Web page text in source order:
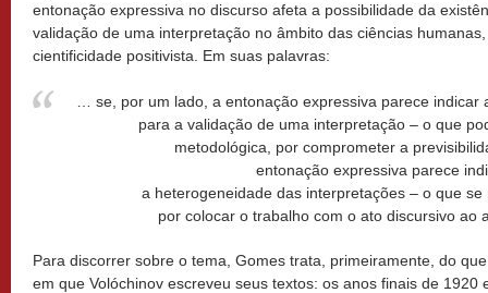
entonação expressiva no discurso afeta a possibilidade da
validação de uma interpretação no âmbito das ciências
cientificidade positivista. Em suas palavras:
… se, por um lado, a entonação expressiva parece
para a validação de uma interpretação – o que
metodológica, por comprometer a
entonação expressiva parece
a heterogeneidade das interpretações – o que
por colocar o trabalho com o ato discursivo ao
Para discorrer sobre o tema, Gomes trata, primeiramente, do
em que Volóchinov escreveu seus textos: os anos finais de 1920